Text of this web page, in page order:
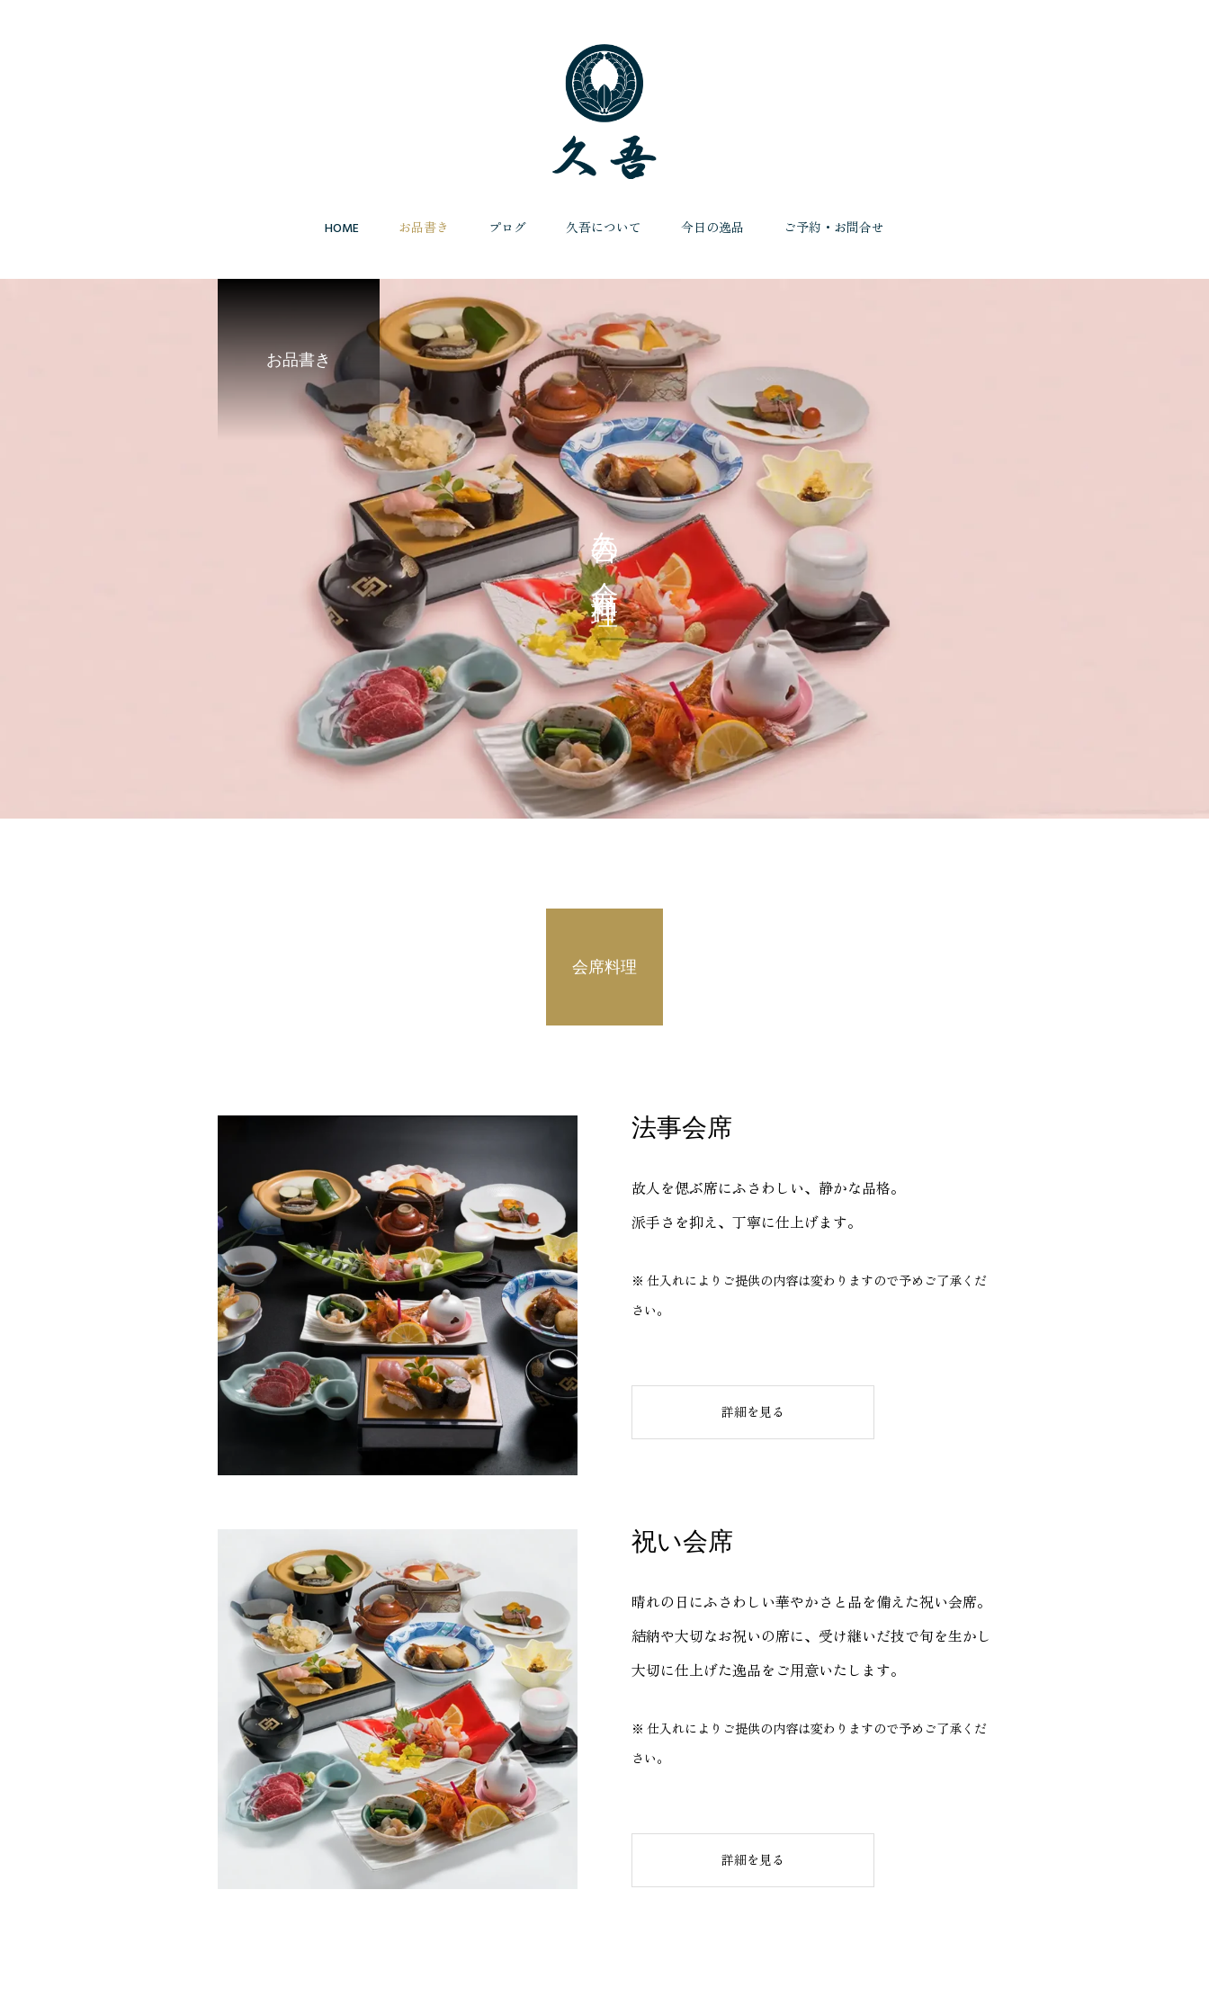
HOME お品書き プログ 久吾について 今日の逸品 ご予約・お問合せ
お品書き
久
の
会
席
料
理
会席料理
法事会席
故人を偲ぶ席にふさわしい、静かな品格。
派手さを抑え、丁寧に仕上げます。
※ 仕入れによりご提供の内容は変わりますので予めご了承くだ
さい。
詳細を見る
祝い会席
晴れの日にふさわしい華やかさと品を備えた祝い会席。
結納や大切なお祝いの席に、受け継いだ技で旬を生かし
大切に仕上げた逸品をご用意いたします。
※ 仕入れによりご提供の内容は変わりますので予めご了承くだ
さい。
詳細を見る